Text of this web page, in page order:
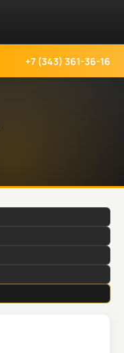
+7 (343) 361-36-16